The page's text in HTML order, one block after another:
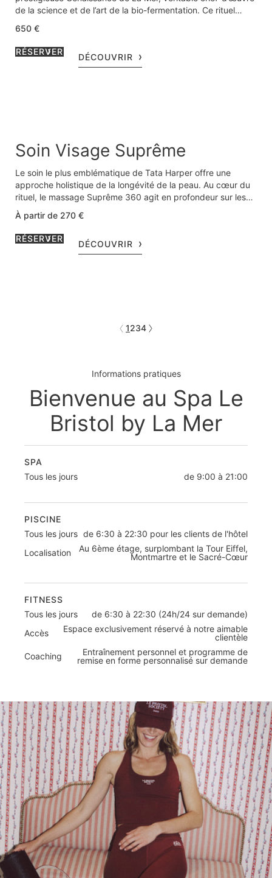
de la science et de l’art de la bio-fermentation. Ce rituel
luxueux régénère la peau en profondeur. Il associe relaxation
intense, manœuvres expertes et formules hautement
régénérantes. L’éclat de votre peau est révélé, la fermeté
restaurée et l’hydratation profondément renouvelée
650 €
RÉSERVER
DÉCOUVRIR
Soin Visage Suprême
Le soin le plus emblématique de Tata Harper offre une
approche holistique de la longévité de la peau. Au cœur du
rituel, le massage Suprême 360 agit en profondeur sur les
structures du visage et les fascias afin de renforcer
l’architecture cutanée et de préserver durablement la
fermeté de la peau. Ce soin révèle une peau plus lisse,
visiblement plus saine, un grain de peau affiné et un teint
À partir de 270 €
RÉSERVER
DÉCOUVRIR
1234
Informations pratiques
Bienvenue au Spa Le
Bristol by La Mer
SPA
Tous les jours
de 9:00 à 21:00
PISCINE
Tous les jours de 6:30 à 22:30 pour les clients de l'hôtel
Localisation
Au 6ème étage, surplombant la Tour Eiffel,
Montmartre et le Sacré-Cœur
FITNESS
Tous les jours
de 6:30 à 22:30 (24h/24 sur demande)
Accès
Espace exclusivement réservé à notre aimable
clientèle
Coaching
Entraînement personnel et programme de
remise en forme personnalisé sur demande